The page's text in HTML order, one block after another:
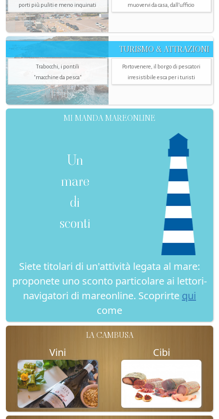
porti più puliti e meno inquinati
muovervi da casa, dall’ufficio
TURISMO & ATTRAZIONI
Trabocchi, i pontili
"macchine da pesca"
Portovenere, il borgo di pescatori
irresistibile esca per i turisti
MI MANDA MAREONLINE
Un
mare
di
sconti
Siete titolari di un'attività legata al mare:
proponete uno sconto particolare ai lettori-
navigatori di mareonline. Scoprirte qui
come
LA CAMBUSA
Vini Cibi